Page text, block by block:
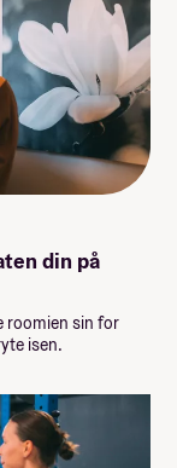
din på
roomien sin for
isen.